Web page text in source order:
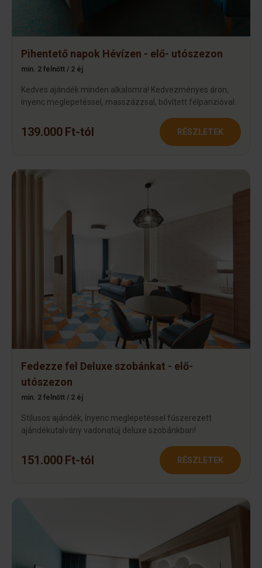
Pihentető napok Hévízen - elő- utószezon
min. 2 felnőtt / 2 éj
Kedves ajándék minden alkalomra! Kedvezményes áron,
ínyenc meglepetéssel, masszázzsal, bővített félpanzióval.
139.000 Ft-tól RÉSZLETEK
Fedezze fel Deluxe szobánkat - elő-
utószezon
min. 2 felnőtt / 2 éj
Stílusos ajándék, ínyenc meglepetéssel fűszerezett
ajándékutalvány vadonatúj deluxe szobánkban!
151.000 Ft-tól RÉSZLETEK